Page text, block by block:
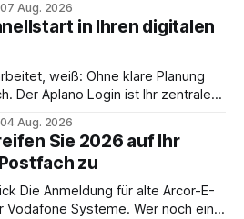
Bei einfachen
reicht häufig eine Steuersoftware
Einkunftsarten
finanzielle Veränderungen
Unterstützung meist
07 Aug. 2026
in Ihren digitalen
weiß: Ohne klare Planung
Der Aplano Login ist Ihr zentraler
kommunikation rund um
In diesem Leitfaden
für einen reibungslosen Einstieg
04 Aug. 2026
Sie 2026 auf Ihr
zu
E-
Vodafone Systeme. Wer noch eine